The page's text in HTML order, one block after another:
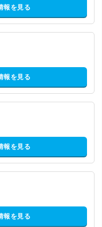
報を見る
報を見る
報を見る
報を見る